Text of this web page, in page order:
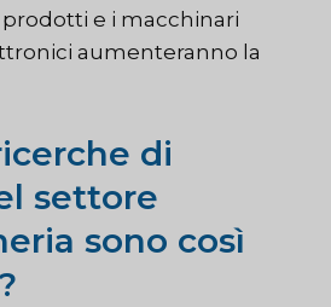
e i macchinari
aumenteranno la
di
settore
sono così